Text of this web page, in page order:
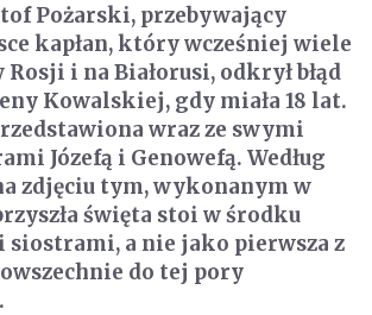
Pożarski, przebywający
kapłan, który wcześniej wiele
Rosji i na Białorusi, odkrył błąd
Kowalskiej, gdy miała 18 lat.
wraz ze swymi
Józefą i Genowefą. Według
zdjęciu tym, wykonanym w
święta stoi w środku
siostrami, a nie jako pierwsza z
do tej pory